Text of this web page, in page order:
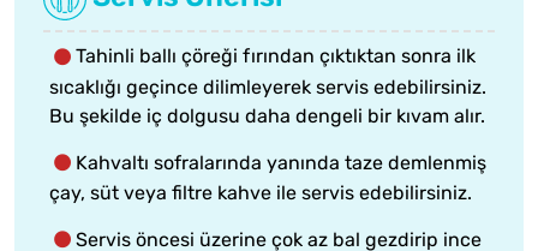
Tahinli ballı çöreği fırından çıktıktan sonra ilk
sıcaklığı geçince dilimleyerek servis edebilirsiniz.
Bu şekilde iç dolgusu daha dengeli bir kıvam alır.
Kahvaltı sofralarında yanında taze demlenmiş
çay, süt veya filtre kahve ile servis edebilirsiniz.
Servis öncesi üzerine çok az bal gezdirip ince